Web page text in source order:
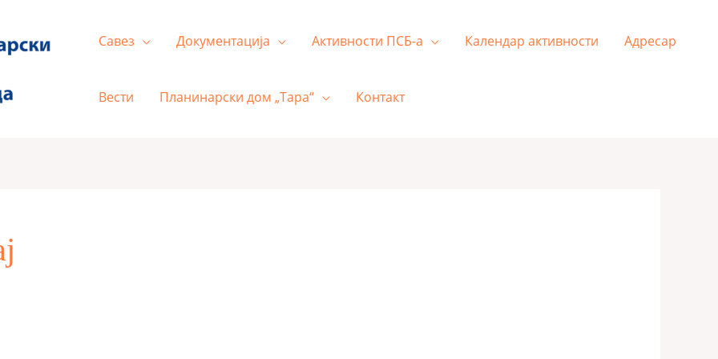
Савез Документација Активности ПСБ-а Календар активности Адресар
Вести Планинарски дом „Тара“ Контакт